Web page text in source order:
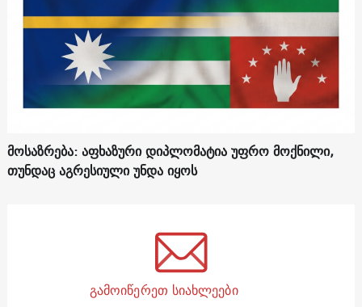
მოსაზრება: აფხაზური დიპლომატია უფრო მოქნილი,
თუნდაც აგრესიული უნდა იყოს
გამოიწერეთ სიახლეები